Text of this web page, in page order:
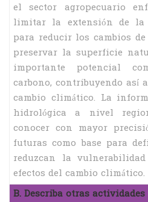
el sector agropecuario
limitar la extensión de la
para reducir los cambios
preservar la superficie
importante potencial
carbono, contribuyendo así
cambio climático. La
hidrológica a nivel
conocer con mayor
futuras como base para
reduzcan la
efectos del cambio climático.
B. Describa otras